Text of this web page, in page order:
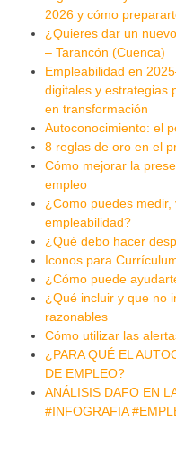
2026 y cómo
¿Quieres dar un
– Tarancón (Cuenca)
Empleabilidad en
digitales y estrategias
en transformación
Autoconocimiento: el
8 reglas de oro en el
Cómo mejorar la
empleo
¿Como puedes
empleabilidad?
¿Qué debo hacer
Iconos para
¿Cómo puede
¿Qué incluir y que no
razonables
Cómo utilizar las
¿PARA QUÉ EL
DE EMPLEO?
ANÁLISIS DAFO EN
#INFOGRAFIA